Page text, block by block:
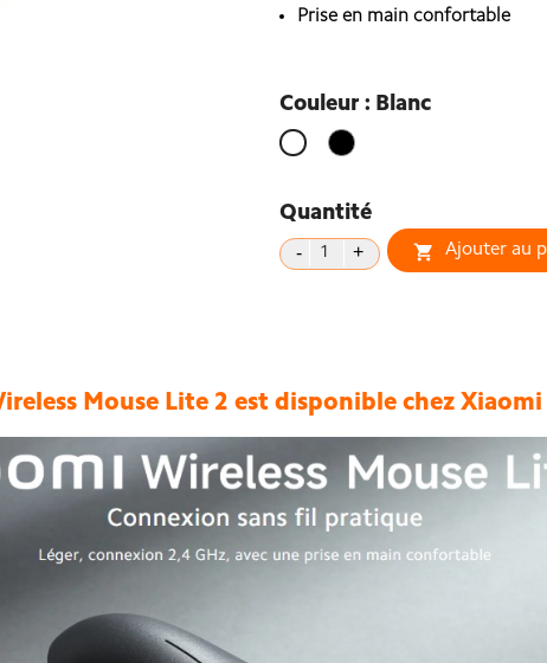
Prise en main confortable
Couleur : Blanc
Blanc Noir
Quantité
 Ajouter au
Mouse Lite 2 est disponible chez Xiaomi